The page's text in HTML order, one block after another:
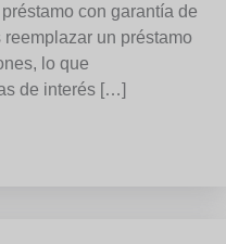
con garantía de
un préstamo
lo que
de interés […]